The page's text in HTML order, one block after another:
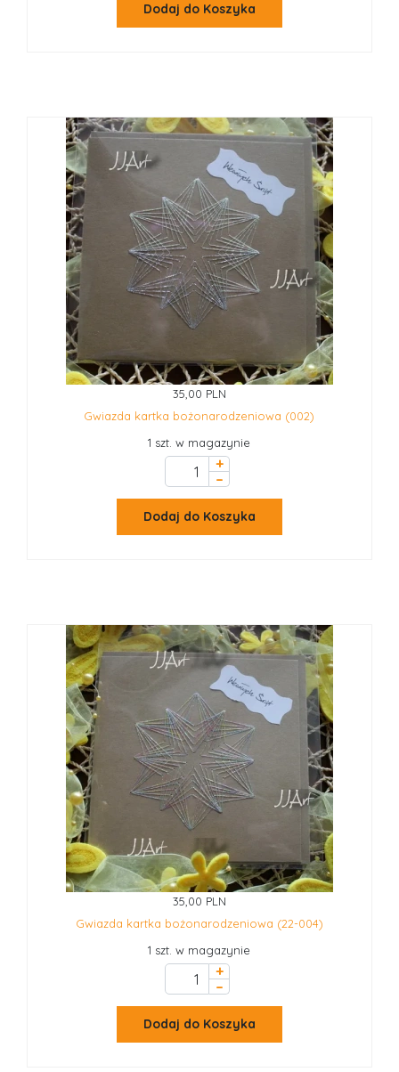
Dodaj do Koszyka
35,00 PLN
Gwiazda kartka bożonarodzeniowa (002)
1 szt. w magazynie
+
–
Dodaj do Koszyka
35,00 PLN
Gwiazda kartka bożonarodzeniowa (22-004)
1 szt. w magazynie
+
–
Dodaj do Koszyka